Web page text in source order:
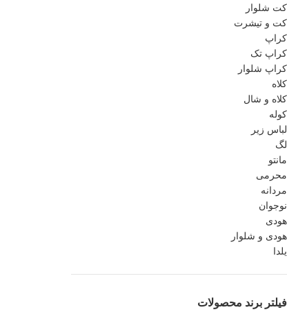
کت شلوار
کت و تیشرت
کراپ
کراپ تک
کراپ شلوار
کلاه
کلاه و شال
کوله
لباس زیر
لگ
مانتو
محرمی
مردانه
نوجوان
هودی
هودی و شلوار
یلدا
فیلتر برند محصولات